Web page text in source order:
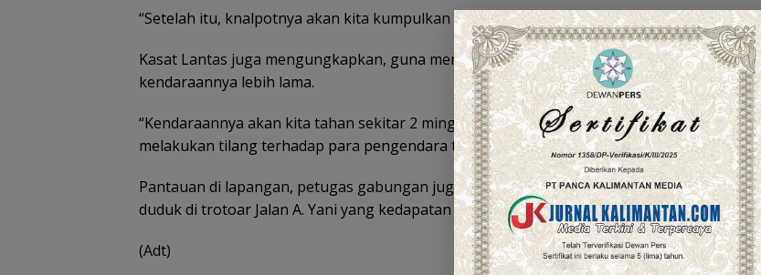
“Setelah itu, knalpotnya akan kita kumpulkan dan kita musnahkan,” lanjutnya.
Kasat Lantas juga mengungkapkan, guna memberi efek jera, pihaknya akan menahan
kendaraannya lebih lama.
“Kendaraannya akan kita tahan sekitar 2 minggu atau sampai 1 bulan, dan bahkan akan
melakukan tilang terhadap para pengendara tersebut,” ungkapnya.
Pantauan di lapangan, petugas gabungan juga mengamankan beberapa remaja sedang
duduk di trotoar Jalan A. Yani yang kedapatan membawa minuman beralkohol.
(Adt)